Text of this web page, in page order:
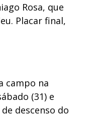
Rosa, que
Placar final,
campo na
(31) e
descenso do